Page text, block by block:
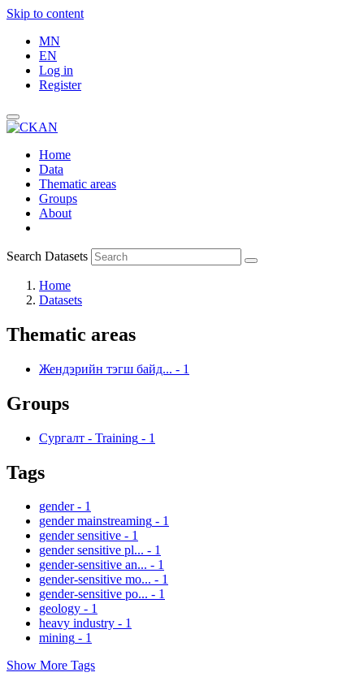
Skip to content
MN
EN
Log in
Register
Home
Data
Thematic areas
Groups
About
Search Datasets
Home
Datasets
Thematic areas
Жендэрийн тэгш байд... - 1
Groups
Сургалт - Training - 1
Tags
gender - 1
gender mainstreaming - 1
gender sensitive - 1
gender sensitive pl... - 1
gender-sensitive an... - 1
gender-sensitive mo... - 1
gender-sensitive po... - 1
geology - 1
heavy industry - 1
mining - 1
Show More Tags